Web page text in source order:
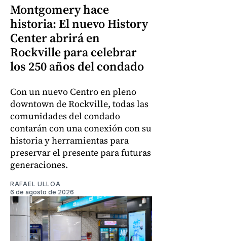
Montgomery hace
historia: El nuevo History
Center abrirá en
Rockville para celebrar
los 250 años del condado
Con un nuevo Centro en pleno
downtown de Rockville, todas las
comunidades del condado
contarán con una conexión con su
historia y herramientas para
preservar el presente para futuras
generaciones.
RAFAEL ULLOA
6 de agosto de 2026